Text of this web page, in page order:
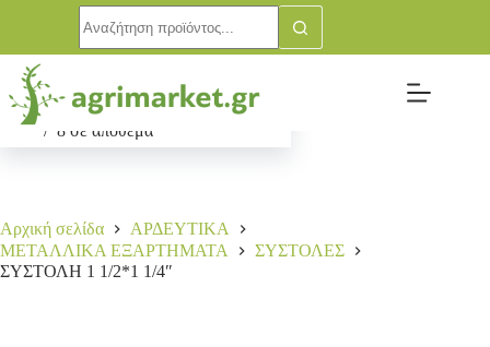
ΣΥΣΤΟΛΗ 1 1/2*1 1/4″
5,50€
8 σε απόθεμα
Αγορά
Αρχική σελίδα
ΑΡΔΕΥΤΙΚΑ
ΜΕΤΑΛΛΙΚΑ ΕΞΑΡΤΗΜΑΤΑ
ΣΥΣΤΟΛΕΣ
ΣΥΣΤΟΛΗ 1 1/2*1 1/4″